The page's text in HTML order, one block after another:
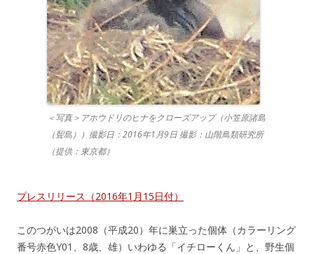
＜写真＞アホウドリのヒナをクローズアップ（小笠原諸島
（聟島））撮影日：2016年1月9日 撮影：山階鳥類研究所
（提供：東京都）
プレスリリース（2016年1月15日付）
このつがいは2008（平成20）年に巣立った個体（カラーリング
番号赤色Y01、8歳、雄）いわゆる「イチローくん」と、野生個